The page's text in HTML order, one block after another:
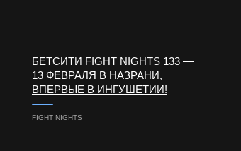
FIGHT NIGHTS
БЕТСИТИ FIGHT NIGHTS 133 —
13 ФЕВРАЛЯ В НАЗРАНИ,
ВПЕРВЫЕ В ИНГУШЕТИИ!